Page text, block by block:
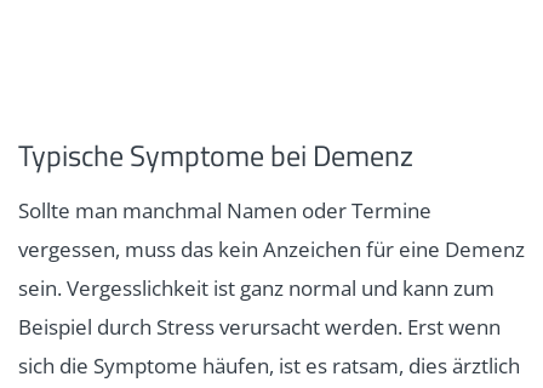
Typische Symptome bei Demenz
Sollte man manchmal Namen oder Termine
vergessen, muss das kein Anzeichen für eine Demenz
sein. Vergesslichkeit ist ganz normal und kann zum
Beispiel durch Stress verursacht werden. Erst wenn
sich die Symptome häufen, ist es ratsam, dies ärztlich